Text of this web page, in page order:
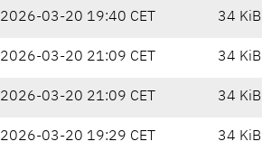
2026-03-20 19:40 CET 34 KiB
2026-03-20 21:09 CET 34 KiB
2026-03-20 21:09 CET 34 KiB
2026-03-20 19:29 CET 34 KiB